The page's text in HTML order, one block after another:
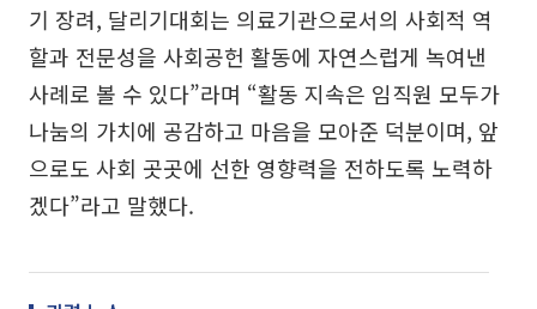
기 장려, 달리기대회는 의료기관으로서의 사회적 역
할과 전문성을 사회공헌 활동에 자연스럽게 녹여낸
사례로 볼 수 있다”라며 “활동 지속은 임직원 모두가
나눔의 가치에 공감하고 마음을 모아준 덕분이며, 앞
으로도 사회 곳곳에 선한 영향력을 전하도록 노력하
겠다”라고 말했다.